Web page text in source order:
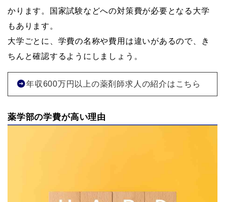
かります。国家試験などへの対策費が必要となる大学
もあります。
大学ごとに、学費の名称や費用は違いがあるので、き
ちんと確認するようにしましょう。
年収600万円以上の薬剤師求人の紹介はこちら
薬学部の学費が高い理由